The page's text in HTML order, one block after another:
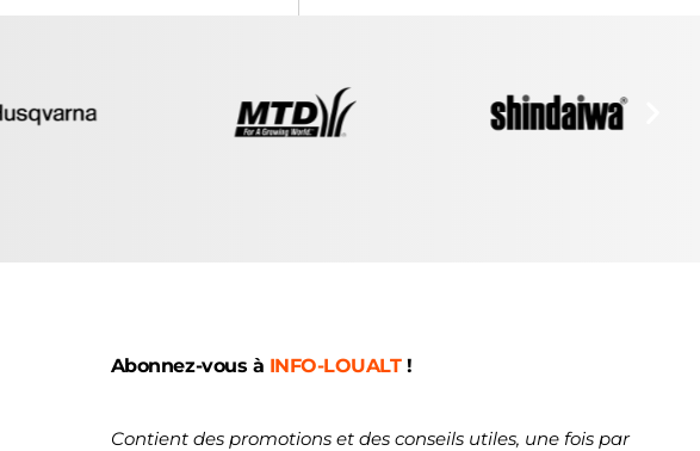
Abonnez-vous à INFO-LOUALT !
Contient des promotions et des conseils utiles, une fois par